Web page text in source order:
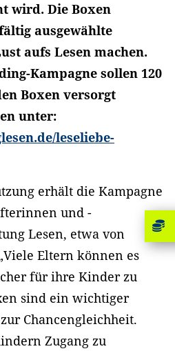
wird. Die Boxen
ausgewählte
aufs Lesen machen.
Kampagne sollen 120
Boxen versorgt
unter:
leseliebe-
erhält die Kampagne
und -
Lesen, etwa von
Eltern können es
für ihre Kinder zu
sind ein wichtiger
Chancengleichheit.
Zugang zu